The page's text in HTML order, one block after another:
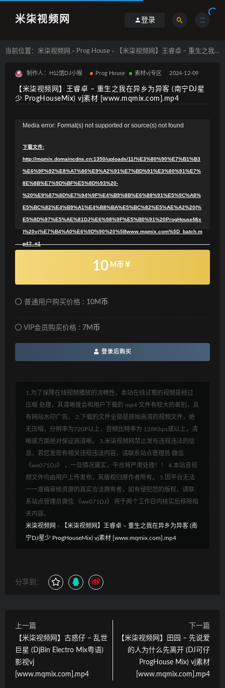
米柒视频网 登录
当前位置： 米柒视频网 > Prog House > 【米柒视频网】王睿卓 – 重生之我在异乡为异客 (南宁DJ星少 ProgHouseMix) vj素材 [www.mqmix.com].mp4
制作人：H公馆DJ小猴 Prog House 素材vj专区 2024-12-09
【米柒视频网】王睿卓 – 重生之我在异乡为异客 (南宁DJ星
少 ProgHouseMix) vj素材 [www.mqmix.com].mp4
Media error: Format(s) not supported or source(s) not found
下载文件:
http://mqmix.domaincdns.cn:1350/uploads/11/%E3%80%90%E7%B1%B3
%E6%9F%92%E8%A7%86%E9%A2%91%E7%BD%91%E3%80%91%E7%
8E%8B%E7%9D%BF%E5%8D%93%20-
%20%E9%87%8D%E7%94%9F%E4%B9%8B%E6%88%91%E5%9C%A8%
E5%BC%82%E4%B9%A1%E4%B8%BA%E5%BC%82%E5%AE%A2%20(%
E5%8D%97%E5%AE%81DJ%E6%98%9F%E5%B0%91%20ProgHouseMix
)%20vj%E7%B4%A0%E6%9D%90%20%5Bwww.mqmix.com%5D_batch.m
p4?_=1
10 M币
普通用户购买价格 : 10M币
VIP会员购买价格 : 7M币
登录后购买
1.为了保障在线视频播放的流畅性，本站在线试看的视频是经过
压缩 处理，其清晰度会和用户下载的 mp4 文件有较大的差别，且
有网站水印广告。 2.下载的文件全部是原始高清的视频文件，绝
无压缩，分辨率为720P以上，音频比特率为 128Kbps或以上，清
晰度方面绝对保证高清晰。 3.米柒视频网禁止发布违规违法的信
息，若您发现有相关违规违法内容，请联系站点管理员 微信
《wx071DJ》 ，一旦情况属实，平台将严肃处理！！ 4.本站音视
频文件均由用户上传发布，其版权归原作者所有。 5.因平台无法
一一准确审核资源的真实合法拥有者，如有侵犯您的版权，请联
系站点管理员微信 《wx071DJ》 将于两个工作日内核实后移除相
关内容。
米柒视频网 »
【米柒视频网】王睿卓 – 重生之我在异乡为异客 (南
宁DJ星少 ProgHouseMix) vj素材 [www.mqmix.com].mp4
分享到：
上一篇
【米柒视频网】古惑仔 – 乱世
巨星 (DjBin Electro Mix粤语)
影视vj
[www.mqmix.com].mp4
下一篇
【米柒视频网】田园 – 先说爱
的人为什么先离开 (DJ可仔
ProgHouse Mix) vj素材
[www.mqmix.com].mp4